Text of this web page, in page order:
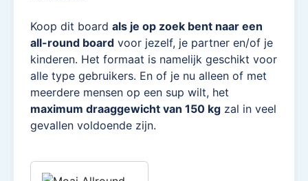
Koop dit board als je op zoek bent naar een
all-round board voor jezelf, je partner en/of je
kinderen. Het formaat is namelijk geschikt voor
alle type gebruikers. En of je nu alleen of met
meerdere mensen op een sup wilt, het
maximum draaggewicht van 150 kg zal in veel
gevallen voldoende zijn.